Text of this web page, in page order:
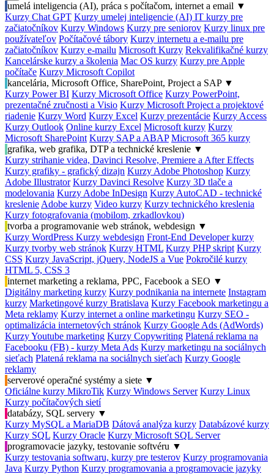
umelá inteligencia (AI), práca s počítačom, internet a email ▼
Kurzy Chat GPT Kurzy umelej inteligencie (AI) IT kurzy pre
začiatočníkov Kurzy Windows Kurzy pre seniorov Kurzy linux pre
používateľov Počítačové tábory Kurzy internetu a e-mailu pre
začiatočníkov Kurzy e-mailu Microsoft Kurzy Rekvalifikačné kurzy
Kancelárske kurzy a školenia Mac OS kurzy Kurzy pre Apple
počítače Kurzy Microsoft Copilot
kancelária, Microsoft Office, SharePoint, Project a SAP ▼
Kurzy Power BI Kurzy Microsoft Office Kurzy PowerPoint,
prezentačné zručnosti a Visio Kurzy Microsoft Project a projektové
riadenie Kurzy Word Kurzy Excel Kurzy prezentácie Kurzy Access
Kurzy Outlook Online kurzy Excel Microsoft kurzy Kurzy
Microsoft SharePoint Kurzy SAP a ABAP Microsoft 365 kurzy
grafika, web grafika, DTP a technické kreslenie ▼
Kurzy strihanie videa, Davinci Resolve, Premiere a After Effects
Kurzy grafiky - grafický dizajn Kurzy Adobe Photoshop Kurzy
Adobe Illustrator Kurzy Davinci Resolve Kurzy 3D tlače a
modelovania Kurzy Adobe InDesign Kurzy AutoCAD - technické
kreslenie Adobe kurzy Video kurzy Kurzy technického kreslenia
Kurzy fotografovania (mobilom, zrkadlovkou)
tvorba a programovanie web stránok, webdesign ▼
Kurzy WordPress Kurzy webdesign Front-End Developer kurzy
Kurzy tvorby web stránok Kurzy HTML Kurzy PHP skript Kurzy
CSS Kurzy JavaScript, jQuery, NodeJS a Vue Pokročilé kurzy
HTML 5, CSS 3
internet marketing a reklama, PPC, Facebook a SEO ▼
Digitálny marketing kurzy Kurzy podnikania na internete Instagram
kurzy Marketingové kurzy Bratislava Kurzy Facebook marketingu a
Meta reklamy Kurzy internet a online marketingu Kurzy SEO -
optimalizácia internetových stránok Kurzy Google Ads (AdWords)
Kurzy Youtube marketing Kurzy Copywriting Platená reklama na
Facebooku (FB) - kurzy Meta Ads Kurzy marketingu na sociálnych
sieťach Platená reklama na sociálnych sieťach Kurzy Google
reklamy
serverové operačné systémy a siete ▼
Oficiálne kurzy MikroTik Kurzy Windows Server Kurzy Linux
Kurzy počítačových sietí
databázy, SQL servery ▼
Kurzy MySQL a MariaDB Dátová analýza kurzy Databázové kurzy
Kurzy SQL Kurzy Oracle Kurzy Microsoft SQL Server
programovacie jazyky, testovanie softvéru ▼
Kurzy testovania softwaru, kurzy pre testerov Kurzy programovania
Java Kurzy Python Kurzy programovania a programovacie jazyky